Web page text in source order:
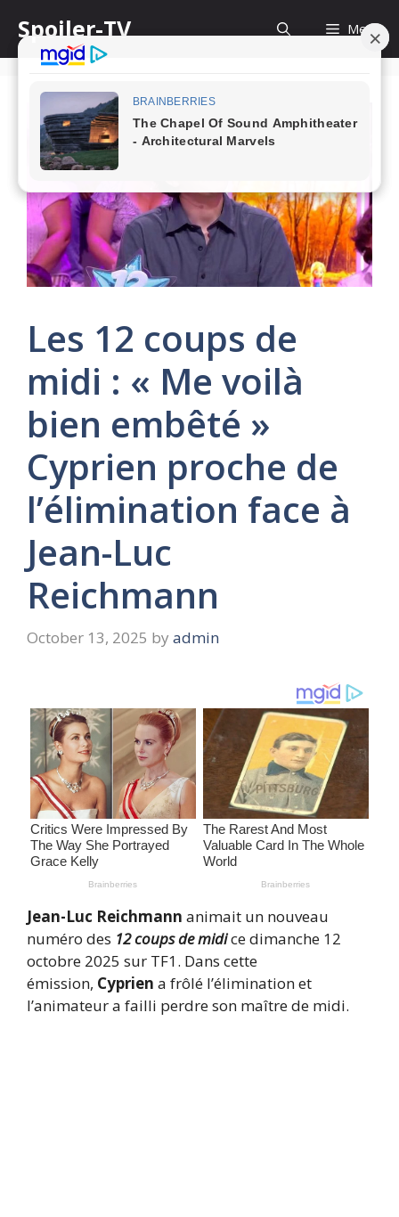
content
Spoiler-TV Menu
Les 12 coups de
midi : « Me voilà
bien embêté »
Cyprien proche de
l’élimination face à
Jean-Luc
Reichmann
October 13, 2025 by admin
Jean-Luc Reichmann animait un nouveau
numéro des 12 coups de midice dimanche 12
octobre 2025 sur TF1. Dans cette
émission, Cyprien a frôlé l’élimination et
l’animateur a failli perdre son maître de midi.